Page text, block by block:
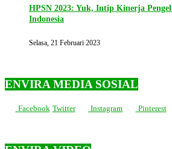
HPSN 2023: Yuk, Intip Kinerja
Indonesia
Selasa, 21 Februari 2023
ENVIRA MEDIA SOSIAL
Facebook Twitter Instagram Pinterest